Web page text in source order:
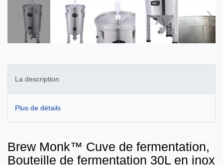
La description
Plus de détails
Brew Monk™ Cuve de fermentation,
Bouteille de fermentation 30L en inox